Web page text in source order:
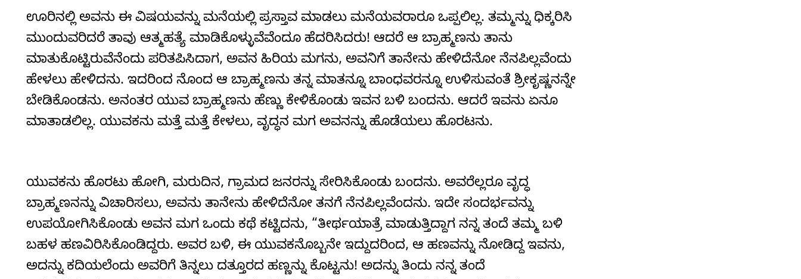
ಊರಿನಲ್ಲಿ ಅವನು ಈ ವಿಷಯವನ್ನು ಮನೆಯಲ್ಲಿ ಪ್ರಸ್ತಾವ ಮಾಡಲು ಮನೆಯವರಾರೂ ಒಪ್ಪಲಿಲ್ಲ. ತಮ್ಮನ್ನು ಧಿಕ್ಕರಿಸಿ
ಮುಂದುವರಿದರೆ ತಾವು ಆತ್ಮಹತ್ಯೆ ಮಾಡಿಕೊಳ್ಳುವೆವೆಂದೂ ಹೆದರಿಸಿದರು! ಆದರೆ ಆ ಬ್ರಾಹ್ಮಣನು ತಾನು
ಮಾತುಕೊಟ್ಟಿರುವೆನೆಂದು ಪರಿತಪಿಸಿದಾಗ, ಅವನ ಹಿರಿಯ ಮಗನು, ಅವನಿಗೆ ತಾನೇನು ಹೇಳಿದೆನೋ ನೆನಪಿಲ್ಲವೆಂದು
ಹೇಳಲು ಹೇಳಿದನು. ಇದರಿಂದ ನೊಂದ ಆ ಬ್ರಾಹ್ಮಣನು ತನ್ನ ಮಾತನ್ನೂ ಬಾಂಧವರನ್ನೂ ಉಳಿಸುವಂತೆ ಶ್ರೀಕೃಷ್ಣನನ್ನೇ
ಬೇಡಿಕೊಂಡನು. ಅನಂತರ ಯುವ ಬ್ರಾಹ್ಮಣನು ಹೆಣ್ಣು ಕೇಳಿಕೊಂಡು ಇವನ ಬಳಿ ಬಂದನು. ಆದರೆ ಇವನು ಏನೂ
ಮಾತಾಡಲಿಲ್ಲ. ಯುವಕನು ಮತ್ತೆ ಮತ್ತೆ ಕೇಳಲು, ವೃದ್ಧನ ಮಗ ಅವನನ್ನು ಹೊಡೆಯಲು ಹೊರಟನು.
ಯುವಕನು ಹೊರಟು ಹೋಗಿ, ಮರುದಿನ, ಗ್ರಾಮದ ಜನರನ್ನು ಸೇರಿಸಿಕೊಂಡು ಬಂದನು. ಅವರೆಲ್ಲರೂ ವೃದ್ಧ
ಬ್ರಾಹ್ಮಣನನ್ನು ವಿಚಾರಿಸಲು, ಅವನು ತಾನೇನು ಹೇಳಿದೆನೋ ತನಗೆ ನೆನಪಿಲ್ಲವೆಂದನು. ಇದೇ ಸಂದರ್ಭವನ್ನು
ಉಪಯೋಗಿಸಿಕೊಂಡು ಅವನ ಮಗ ಒಂದು ಕಥೆ ಕಟ್ಟಿದನು, “ತೀರ್ಥಯಾತ್ರೆ ಮಾಡುತ್ತಿದ್ದಾಗ ನನ್ನ ತಂದೆ ತಮ್ಮ ಬಳಿ
ಬಹಳ ಹಣವಿರಿಸಿಕೊಂಡಿದ್ದರು. ಅವರ ಬಳಿ, ಈ ಯುವಕನೊಬ್ಬನೇ ಇದ್ದುದರಿಂದ, ಆ ಹಣವನ್ನು ನೋಡಿದ್ದ ಇವನು,
ಅದನ್ನು ಕದಿಯಲೆಂದು ಅವರಿಗೆ ತಿನ್ನಲು ದತ್ತೂರದ ಹಣ್ಣನ್ನು ಕೊಟ್ಟನು! ಅದನ್ನು ತಿಂದು ನನ್ನ ತಂದೆ